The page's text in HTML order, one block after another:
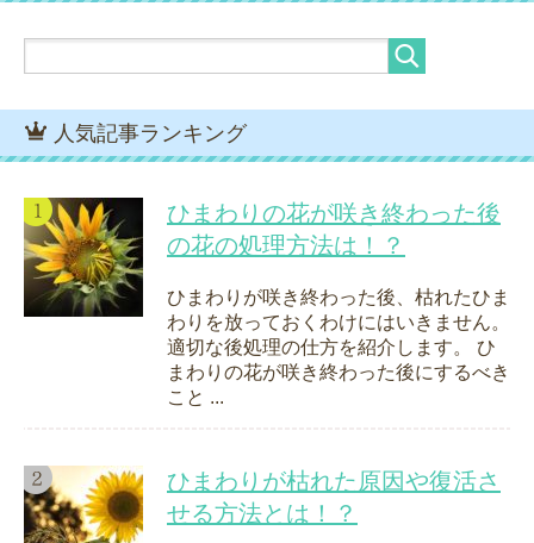
人気記事ランキング
ひまわりの花が咲き終わった後
の花の処理方法は！？
ひまわりが咲き終わった後、枯れたひま
わりを放っておくわけにはいきません。
適切な後処理の仕方を紹介します。 ひ
まわりの花が咲き終わった後にするべき
こと ...
ひまわりが枯れた原因や復活さ
せる方法とは！？